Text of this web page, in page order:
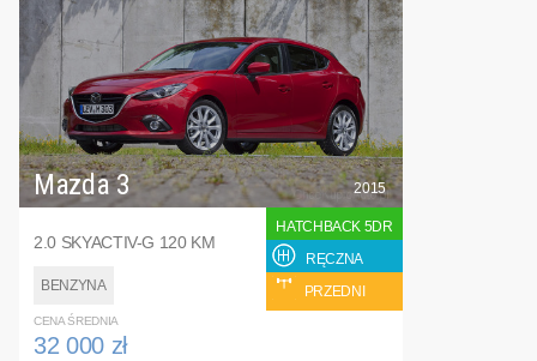
Mazda 3
2.0 SKYACTIV-G 120 KM
BENZYNA
2015
HATCHBACK 5DR
RĘCZNA
PRZEDNI
CENA ŚREDNIA
32 000 zł